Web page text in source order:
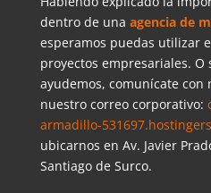
dentro de una agencia de
esperamos puedas utilizar
proyectos empresariales. O
ayudemos, comunícate con
nuestro correo corporativo:
armadillo-
ubicarnos en Av. Javier
Santiago de Surco.